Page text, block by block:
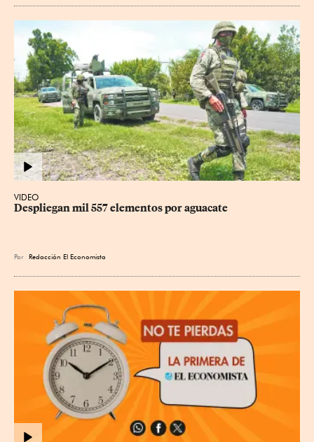
VIDEO
Despliegan mil 557 elementos por aguacate
Por Redacción El Economista